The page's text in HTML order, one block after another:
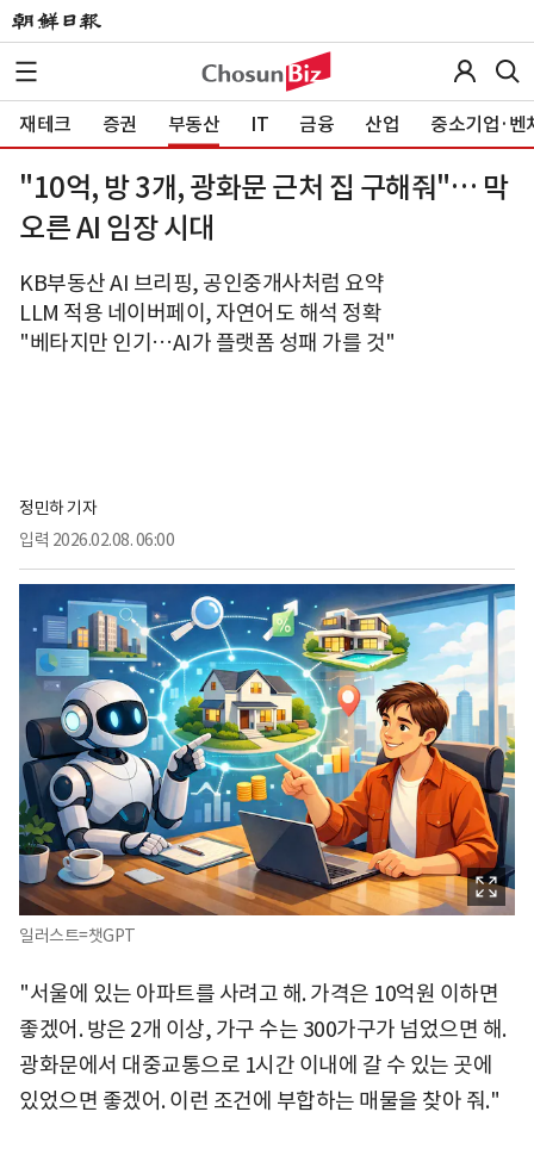
재테크 증권 부동산 IT 금융 산업 중소기업·벤
"10억, 방 3개, 광화문 근처 집 구해줘"… 막
오른 AI 임장 시대
KB부동산 AI 브리핑, 공인중개사처럼 요약
LLM 적용 네이버페이, 자연어도 해석 정확
"베타지만 인기…AI가 플랫폼 성패 가를 것"
정민하 기자
입력 2026.02.08. 06:00
일러스트=챗GPT
"서울에 있는 아파트를 사려고 해. 가격은 10억원 이하면
좋겠어. 방은 2개 이상, 가구 수는 300가구가 넘었으면 해.
광화문에서 대중교통으로 1시간 이내에 갈 수 있는 곳에
있었으면 좋겠어. 이런 조건에 부합하는 매물을 찾아 줘."